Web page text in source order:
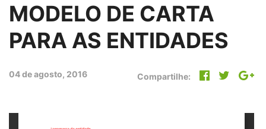
MODELO DE CARTA
PARA AS ENTIDADES
04 de agosto, 2016 Compartilhe: